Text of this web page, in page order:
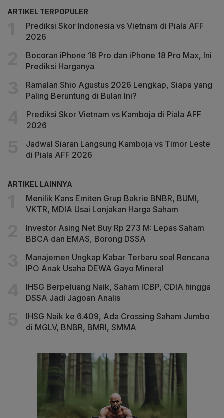
ARTIKEL TERPOPULER
Prediksi Skor Indonesia vs Vietnam di Piala AFF
2026
Bocoran iPhone 18 Pro dan iPhone 18 Pro Max, Ini
Prediksi Harganya
Ramalan Shio Agustus 2026 Lengkap, Siapa yang
Paling Beruntung di Bulan Ini?
Prediksi Skor Vietnam vs Kamboja di Piala AFF
2026
Jadwal Siaran Langsung Kamboja vs Timor Leste
di Piala AFF 2026
ARTIKEL LAINNYA
Menilik Kans Emiten Grup Bakrie BNBR, BUMI,
VKTR, MDIA Usai Lonjakan Harga Saham
Investor Asing Net Buy Rp 273 M: Lepas Saham
BBCA dan EMAS, Borong DSSA
Manajemen Ungkap Kabar Terbaru soal Rencana
IPO Anak Usaha DEWA Gayo Mineral
IHSG Berpeluang Naik, Saham ICBP, CDIA hingga
DSSA Jadi Jagoan Analis
IHSG Naik ke 6.409, Ada Crossing Saham Jumbo
di MGLV, BNBR, BMRI, SMMA